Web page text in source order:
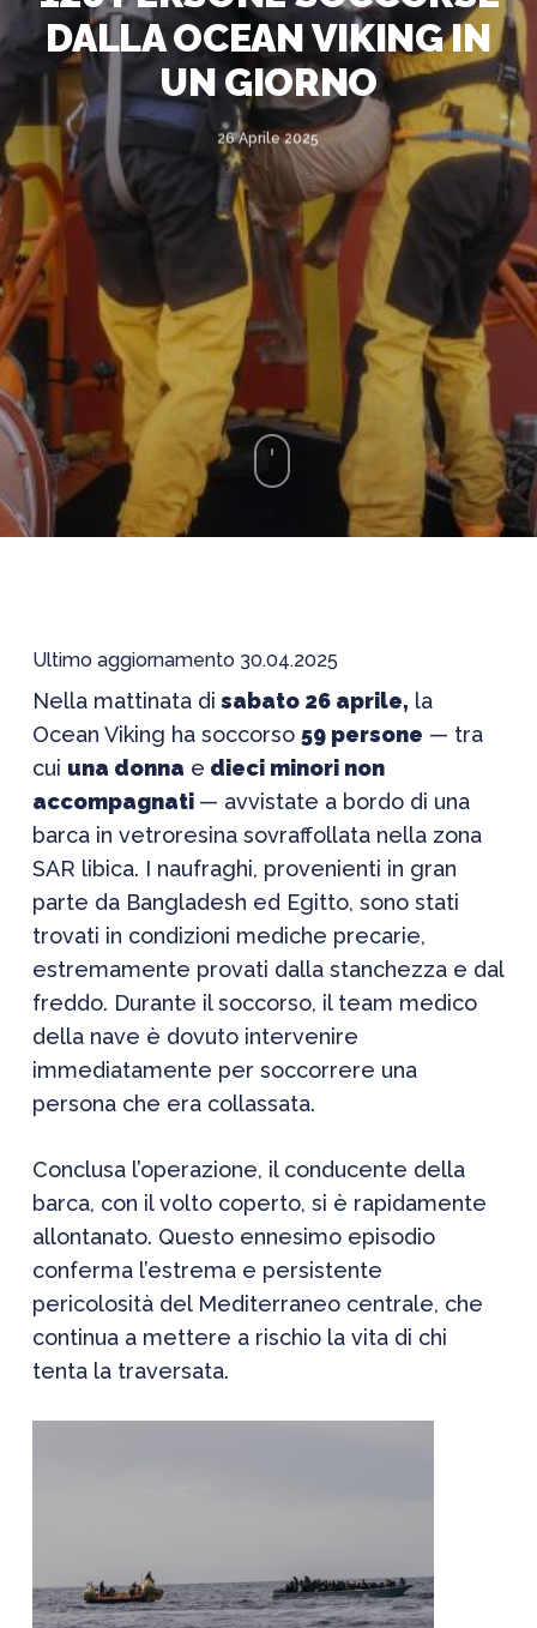
DALLA OCEAN VIKING IN
UN GIORNO
26 Aprile 2025
Ultimo aggiornamento 30.04.2025
Nella mattinata di sabato 26 aprile, la
Ocean Viking ha soccorso 59 persone — tra
cui una donna e dieci minori non
accompagnati — avvistate a bordo di una
barca in vetroresina sovraffollata nella zona
SAR libica. I naufraghi, provenienti in gran
parte da Bangladesh ed Egitto, sono stati
trovati in condizioni mediche precarie,
estremamente provati dalla stanchezza e dal
freddo. Durante il soccorso, il team medico
della nave è dovuto intervenire
immediatamente per soccorrere una
persona che era collassata.
Conclusa l’operazione, il conducente della
barca, con il volto coperto, si è rapidamente
allontanato. Questo ennesimo episodio
conferma l’estrema e persistente
pericolosità del Mediterraneo centrale, che
continua a mettere a rischio la vita di chi
tenta la traversata.